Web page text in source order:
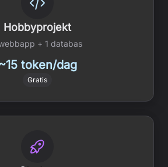
Hobbyprojekt
+ 1 databas
token/dag
Gratis